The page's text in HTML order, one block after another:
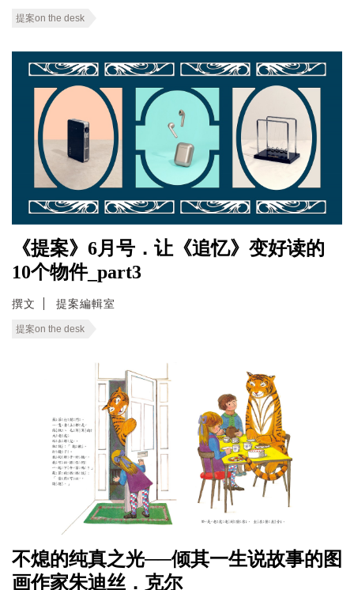
提案on the desk
《提案》6月号．让《追忆》变好读的
10个物件_part3
撰文 提案編輯室
提案on the desk
不熄的纯真之光──倾其一生说故事的图
画作家朱迪丝．克尔